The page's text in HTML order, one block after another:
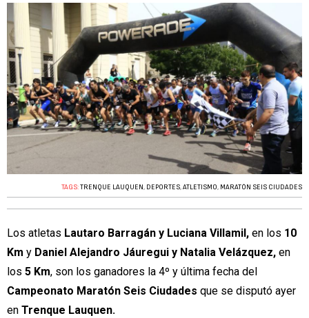
TAGS:TRENQUE LAUQUEN, DEPORTES,ATLETISMO, MARATÓN SEIS CIUDADES
Los atletas Lautaro Barragán y Luciana Villamil, en los 10
Km y Daniel Alejandro Jáuregui y Natalia Velázquez, en
los 5 Km, son los ganadores la 4º y última fecha del
Campeonato Maratón Seis Ciudades que se disputó ayer
en Trenque Lauquen.